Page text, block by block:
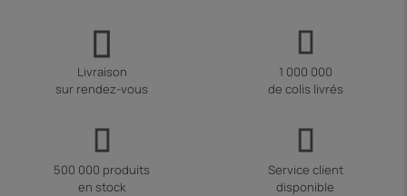
Livraison
sur rendez-vous
1 000 000
de colis livrés
500 000 produits
en stock
Service client
disponible